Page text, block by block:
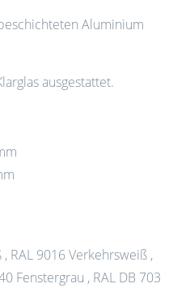
Aluminium
ausgestattet.
RAL 9016 Verkehrsweiß ,
Fenstergrau , RAL DB 703